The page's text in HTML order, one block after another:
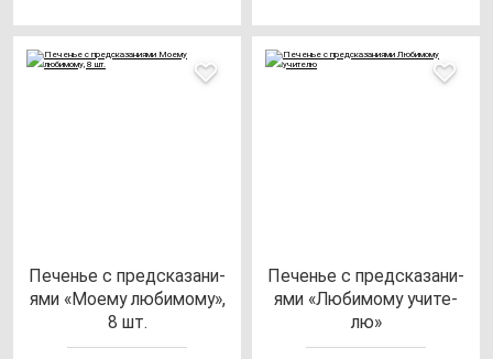
Печенье с пред­ска­за­ни­
ями «Моему лю­би­мо­му»,
8 шт.
Печенье с пред­ска­за­ни­
ями «Люби­мо­му учи­те­
лю»